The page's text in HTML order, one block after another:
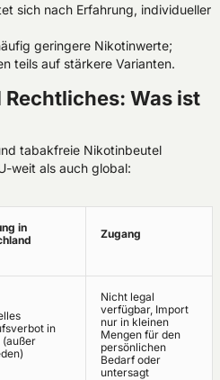
sich nach Erfahrung, individueller
geringere Nikotinwerte;
teils auf stärkere Varianten.
Was ist
tabakfreie Nikotinbeutel
weit als auch global:
in
Zugang
in
(außer
Nicht legal
verfügbar, Import
nur in kleinen
Mengen für den
persönlichen
Bedarf oder
untersagt